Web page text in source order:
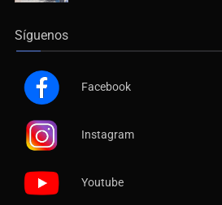
Síguenos
Facebook
Instagram
Youtube